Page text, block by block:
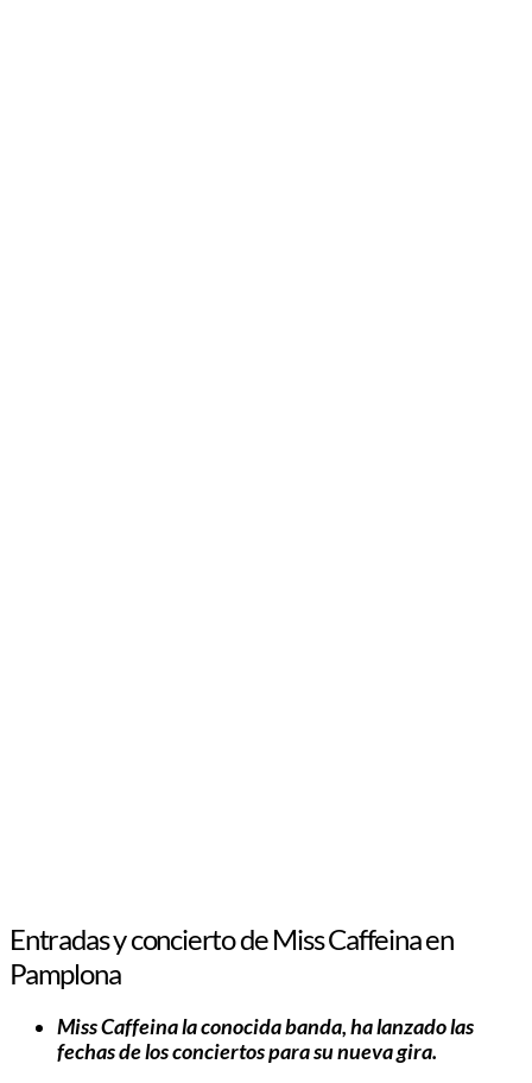
Entradas y concierto de Miss Caffeina en
Pamplona
Miss Caffeina la conocida banda, ha lanzado las
fechas de los conciertos para su nueva gira.